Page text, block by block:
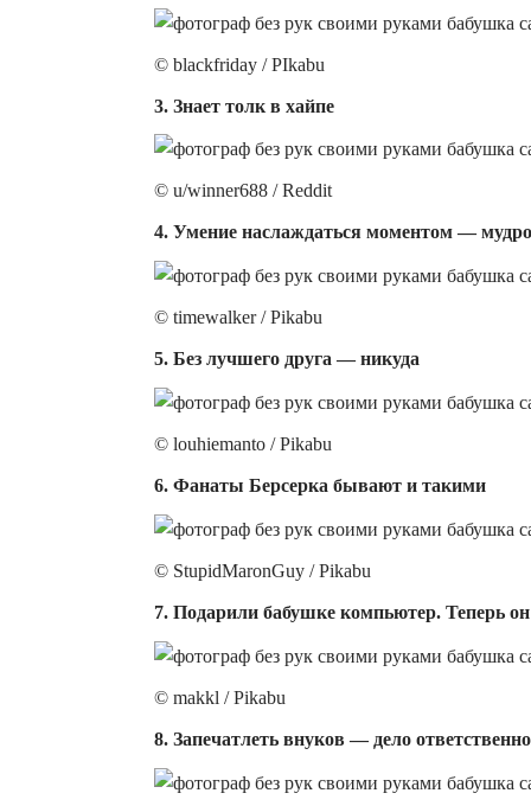
© blackfriday / PIkabu
3. Знает толк в хайпе
© u/winner688 / Reddit
4. Умение наслаждаться моментом —
© timewalker / Pikabu
5. Без лучшего друга — никуда
© louhiemanto / Pikabu
6. Фанаты Берсерка бывают и такими
© StupidMaronGuy / Pikabu
7. Подарили бабушке компьютер. Теперь
© makkl / Pikabu
8. Запечатлеть внуков — дело